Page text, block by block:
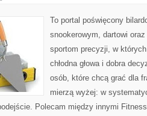
To portal poświęcony
snookerowym, dartowi
sportom precyzji, w
chłodna głowa i dobra
osób, które chcą grać dla
mierzą wyżej: w
Polecam między innymi